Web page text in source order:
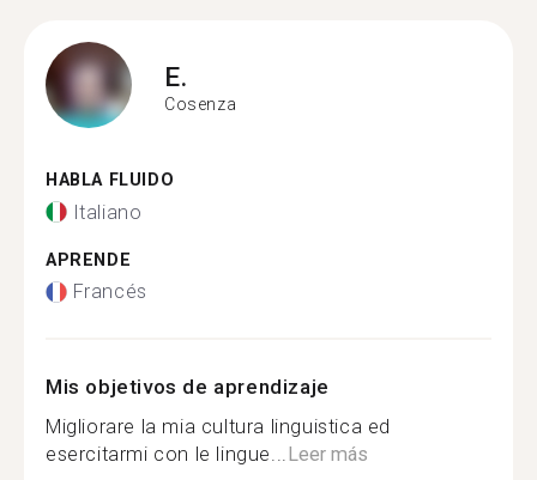
E.
Cosenza
HABLA FLUIDO
Italiano
APRENDE
Francés
Mis objetivos de aprendizaje
Migliorare la mia cultura linguistica ed
esercitarmi con le lingue...Leer más